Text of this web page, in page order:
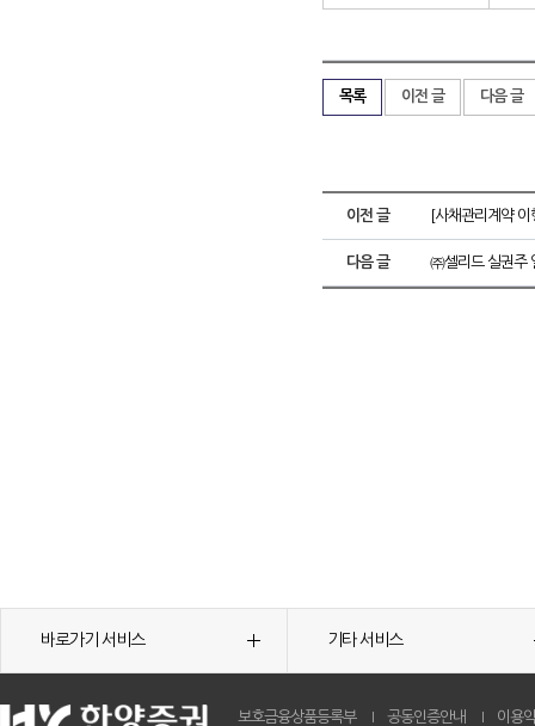
목록 이전 글 다음 글
이전 글 [사채관리계약
다음 글 ㈜셀리드 실권주
바로가기 서비스 기타 서비스
보호금융상품등록부 공동인증안내 이용